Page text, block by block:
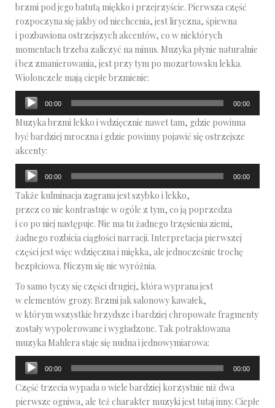
brzmi pod jego batutą miękko i przejrzyście. Pierwsza część
rozpoczyna się jakby od niechcenia, jest liryczna, śpiewna
i pozbawiona ostrzejszych akcentów, co w niektórych
momentach trzeba zaliczyć na minus. Muzyka płynie naturalnie
i bez zmanierowania, jest przy tym po mozartowsku lekka.
Wiolonczele mają ciepłe brzmienie:
Odtwarzacz
plików
dźwiękowych
00:00 00:00
Muzyka brzmi lekko i wdzięcznie nawet tam, gdzie powinna
być bardziej mroczna i gdzie powinny pojawić się ostrzejsze
akcenty:
Odtwarzacz
plików
dźwiękowych
00:00 00:00
Także kulminacja zagrana jest szybko i lekko,
przez co nie kontrastuje w ogóle z tym, co ją poprzedza
i co po niej następuje. Nie ma tu żadnego trzęsienia ziemi,
żadnego rozbicia ciągłości narracji. Interpretacja pierwszej
części jest więc wdzięczna i miękka, ale jednocześnie trochę
bezpłciowa. Niczym się nie wyróżnia.
To samo tyczy się części drugiej, która wyprana jest
w elementów grozy. Brzmi jak salonowy kawałek,
w którym wszystkie brzydsze i bardziej chropowate fragmenty
zostały wypolerowane i wygładzone. Tak potraktowana
muzyka Mahlera staje się nudna i jednowymiarowa:
Odtwarzacz
plików
dźwiękowych
00:00 00:00
Część trzecia wypada o wiele bardziej korzystnie niż dwa
pierwsze ogniwa, ale też charakter muzyki jest tutaj inny. Ciepłe